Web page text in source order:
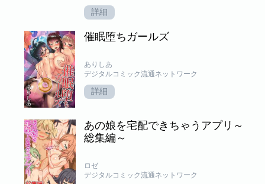
詳細
催眠堕ちガールズ
ありしあ
デジタルコミック流通ネットワーク
詳細
あの娘を宅配できちゃうアプリ～
総集編～
ロゼ
デジタルコミック流通ネットワーク